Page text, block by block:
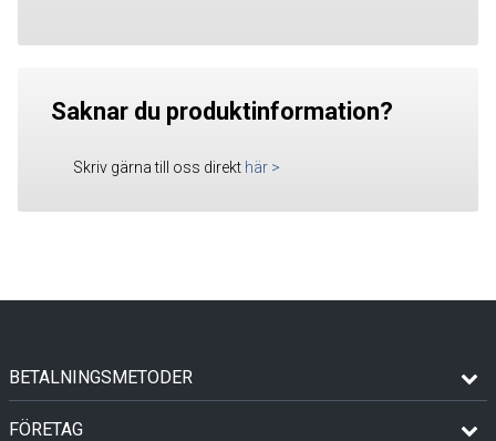
Saknar du produktinformation?
Skriv gärna till oss direkt här >
BETALNINGSMETODER
FÖRETAG